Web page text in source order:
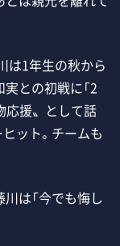
は1年生の秋から
との初戦に「2
応援〟として話
ット。チームも
は「今でも悔し